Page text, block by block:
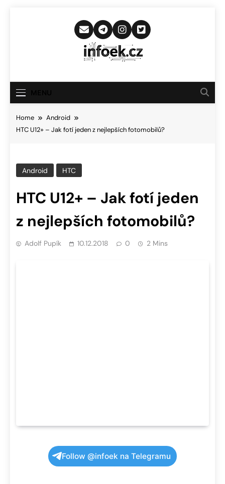
Infoek.cz
Novinkám
Home
Android
HTC U12+ – Jak fotí jeden z nejlepších fotomobilů?
Android HTC
HTC U12+ – Jak fotí jeden
z nejlepších fotomobilů?
Adolf Pupík 10.12.2018 0 2 Mins
Follow @infoek na Telegramu